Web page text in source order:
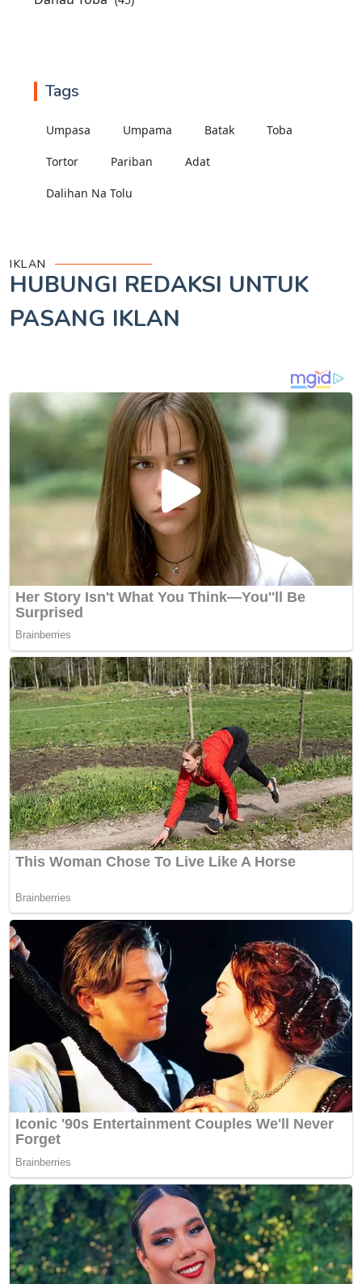
Tags
Umpasa Umpama Batak Toba
Tortor Pariban Adat
Dalihan Na Tolu
IKLAN
HUBUNGI REDAKSI UNTUK
PASANG IKLAN